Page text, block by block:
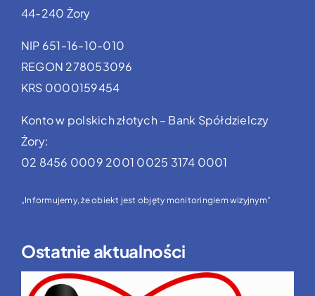
44-240 Żory
NIP 651-16-10-010
REGON 278053096
KRS 0000159454
Konto w polskich złotych – Bank Spółdzielczy
Żory:
02 8456 0009 2001 0025 3174 0001
„Informujemy, że obiekt jest objęty monitoringiem wizyjnym”
Ostatnie aktualności